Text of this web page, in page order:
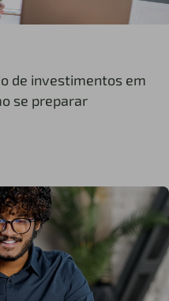
de investimentos em
se preparar